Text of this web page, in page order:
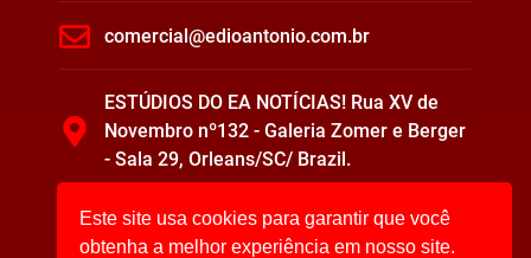
comercial@edioantonio.com.br
ESTÚDIOS DO EA NOTÍCIAS! Rua XV de
Novembro nº132 - Galeria Zomer e Berger
- Sala 29, Orleans/SC/ Brazil.
Este site usa cookies para garantir que você
obtenha a melhor experiência em nosso site.